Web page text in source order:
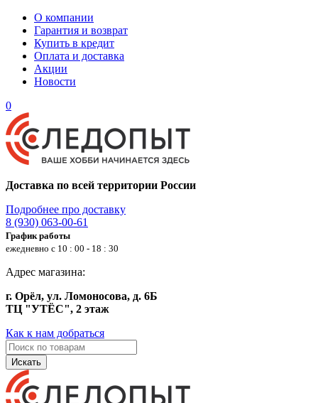
О компании
Гарантия и возврат
Купить в кредит
Оплата и доставка
Акции
Новости
0
Доставка по всей территории России
Подробнее про доставку
8 (930) 063-00-61
График работы
ежедневно с 10 : 00 - 18 : 30
Адрес магазина:
г. Орёл, ул. Ломоносова, д. 6Б
ТЦ "УТЁС", 2 этаж
Как к нам добраться
Искать